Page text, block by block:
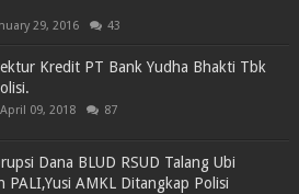
29, 2016 43
Kredit PT Bank Yudha Bhakti Tbk
09, 2018 87
Dana BLUD RSUD Talang Ubi
PALI,Yusi AMKL Ditangkap Polisi